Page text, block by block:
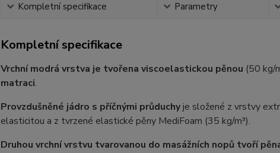
Kompletní specifikace Parametry
Kompletní specifikace
Vrchní modrá vrstva je tvořena viscoelastickou pěnou (50 kg/
matraci.
Provzdušněné jádro s příčnými průduchyje složené z vrstvy
elasticitou a z tvrzené elastické pěny MediFoam (35 kg/m³).
Druhou vrchní vrstvu tvarovanou do masážních nopů tvoří